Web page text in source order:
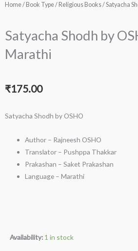
Home/ Book Type/ Religious Books/ Satyacha
Satyacha Shodh by
Marathi
₹175.00
Satyacha Shodh by OSHO
Author – Rajneesh OSHO
Translator – Pushppa Thakkar
Prakashan – Saket Prakashan
Language – Marathi
Availability: 1 in stock
Satyacha